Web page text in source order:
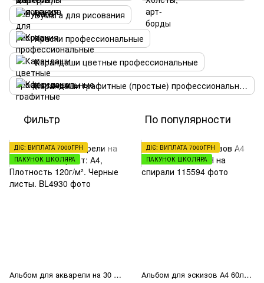
Бумага для рисования
Краски профессиональные
Карандаши цветные профессиональные
Карандаши графитные (простые) профессиональные
Фильтр По популярности
ДІЄ: ВИПЛАТА 7000ГРН
ПАКУНОК ШКОЛЯРА
Альбом для акварели на 30 листов. Формат: А4, Плотность 120г/м². Черные листы.
ДІЄ: ВИПЛАТА 7000ГРН
ПАКУНОК ШКОЛЯРА
Альбом для эскизов А4 60листов SKETCH на спирали